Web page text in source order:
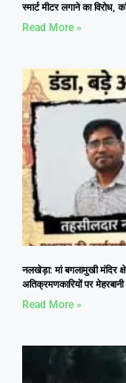
स्मार्ट मीटर लगाने का विरोध,
Read More »
नलखेड़ा: मां बगलामुखी मंदिर
अतिक्रमणकारियों पर मेहरबानी
Read More »